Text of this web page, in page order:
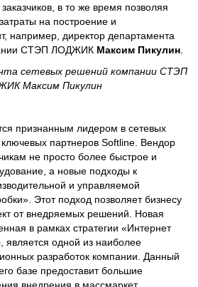
в то же время позволяя
на построение и
например, директор департамента
СТЭП ЛОДЖИК Максим Пикулин
сетевых решений компании СТЭП
Максим Пикулин
признанным лидером в сетевых
партнеров Softline. Вендор
не просто более быстрое и
а новые подходы к
и управляемой
Этот подход позволяет бизнесу
от внедряемых решений. Новая
в рамках стратегии «Интернет
одной из наиболее
разработок компании. Данный
базе предоставит большие
внедрения в массмаркет